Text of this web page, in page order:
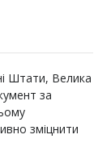
Штати, Велика
за
зміцнити